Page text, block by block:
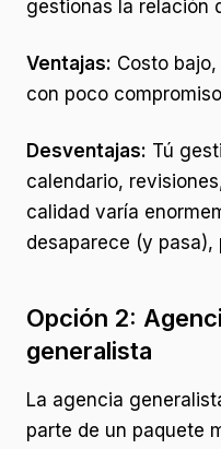
gestionas la relación
Ventajas: Costo
con poco
Desventajas: Tú
calendario,
calidad varía
desaparece (y pasa),
Opción 2:
generalista
La agencia
parte de un paquete